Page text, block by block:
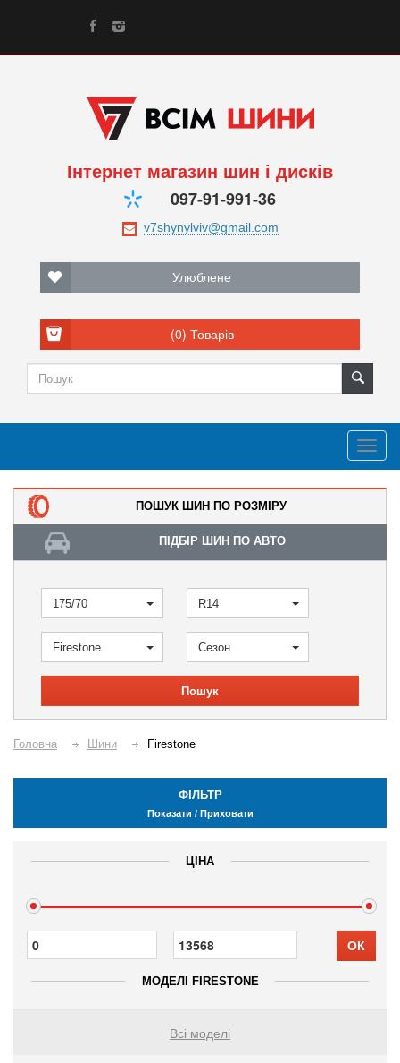
Інтернет магазин шин і дисків
097-91-991-36
Улюблене
(0) Товарів
ПОШУК ШИН ПО РОЗМІРУ
ПІДБІР ШИН ПО АВТО
175/70 R14
Firestone Сезон
Пошук
Головна Шини Firestone
ФІЛЬТР
Показати / Приховати
ЦІНА
ОК
МОДЕЛІ FIRESTONE
Всі моделі